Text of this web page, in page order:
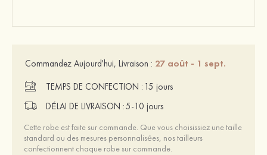
Commandez Aujourd'hui, Livraison : 27 août - 1 sept.
TEMPS DE CONFECTION : 15 jours
DÉLAI DE LIVRAISON :5-10 jours
Cette robe est faite sur commande. Que vous choisissiez une taille
standard ou des mesures personnalisées, nos tailleurs
confectionnent chaque robe sur commande.